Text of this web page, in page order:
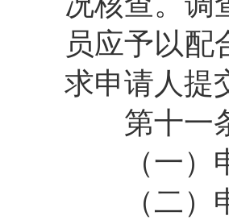
员应予以配
求申请人提
第十一
（一
（二